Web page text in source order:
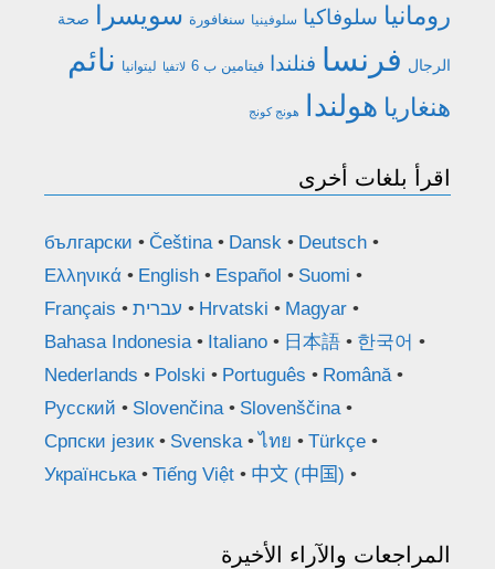
رومانيا سلوفاكيا سلوفينيا سنغافورة سويسرا صحة
الرجال فرنسا فنلندا فيتامين ب 6 لاتفيا ليتوانيا نائم
هنغاريا هولندا هونج كونج
اقرأ بلغات أخرى
български Čeština Dansk
Deutsch
Ελληνικά
English Español
Suomi
Français
עברית Hrvatski
Magyar
Bahasa Indonesia
Italiano 日本語
한국어
Nederlands
Polski Português
Română
Русский
Slovenčina
Slovenščina
Српски језик
Svenska ไทย
Türkçe
Українська
Tiếng Việt 中文 (中国)
المراجعات والآراء الأخيرة